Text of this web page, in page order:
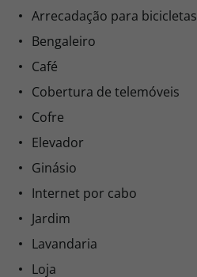
Arrecadação para bicicletas
Bengaleiro
Café
Cobertura de telemóveis
Cofre
Elevador
Ginásio
Internet por cabo
Jardim
Lavandaria
Loja